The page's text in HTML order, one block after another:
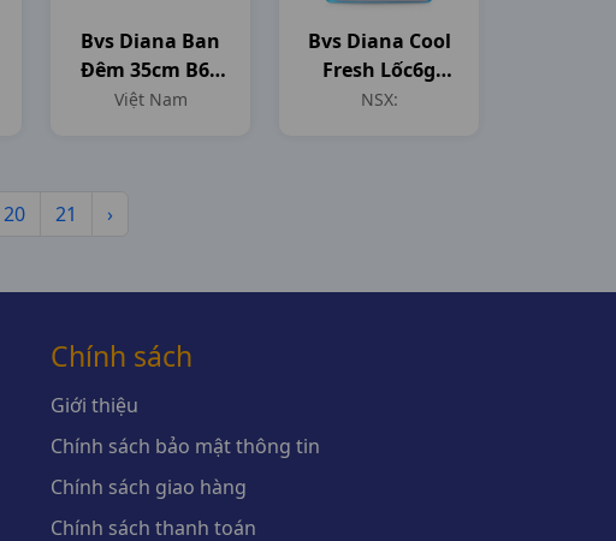
Bvs Diana Ban
Đêm 35cm B6g
Việt Nam
Việt Nam
Bvs Diana Cool
Fresh Lốc6g
NSX:
NSX:
20 21 ›
Chính sách
Giới thiệu
Chính sách bảo mật thông tin
Chính sách giao hàng
Chính sách thanh toán